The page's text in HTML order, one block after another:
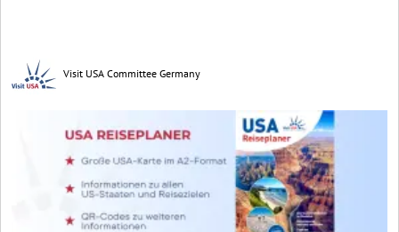
Visit USA Committee Germany